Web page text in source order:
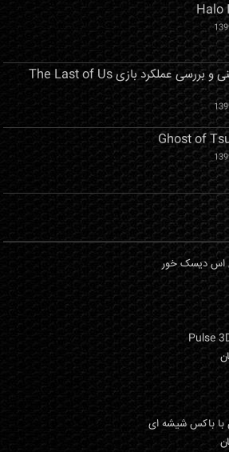
Halo
تحلیل فنی و بررسی عملکرد بازی The Last of Us
Ghost of
اس دیسک خور
با باکس شیشه ای